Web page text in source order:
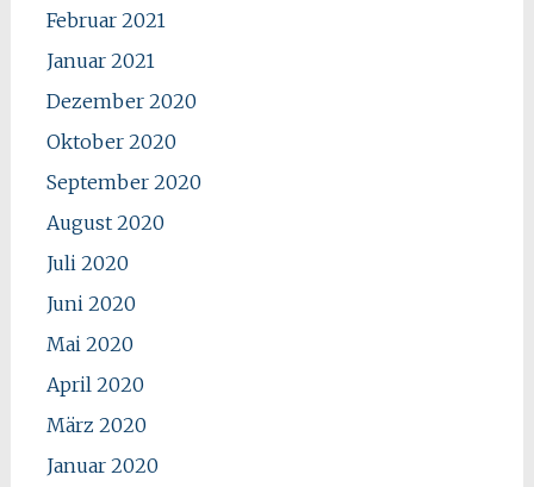
Februar 2021
Januar 2021
Dezember 2020
Oktober 2020
September 2020
August 2020
Juli 2020
Juni 2020
Mai 2020
April 2020
März 2020
Januar 2020